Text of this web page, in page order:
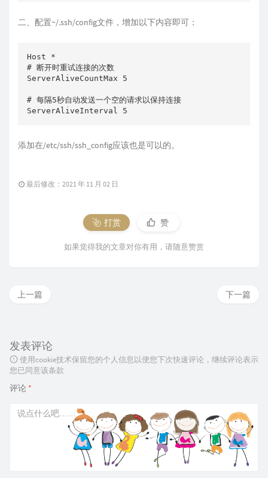
二、配置~/.ssh/config文件，增加以下内容即可：
Host *
# 断开时重试连接的次数
ServerAliveCountMax 5
# 每隔5秒自动发送一个空的请求以保持连接
添加在/etc/ssh/ssh_config应该也是可以的。
最后修改：2021 年 11 月 02 日
打赏 赞
如果觉得我的文章对你有用，请随意赞赏
下一篇
上一篇
发表评论
使用cookie技术保留您的个人信息以便您下次快速评论，继续评论表示
您已同意该条款
评论 *